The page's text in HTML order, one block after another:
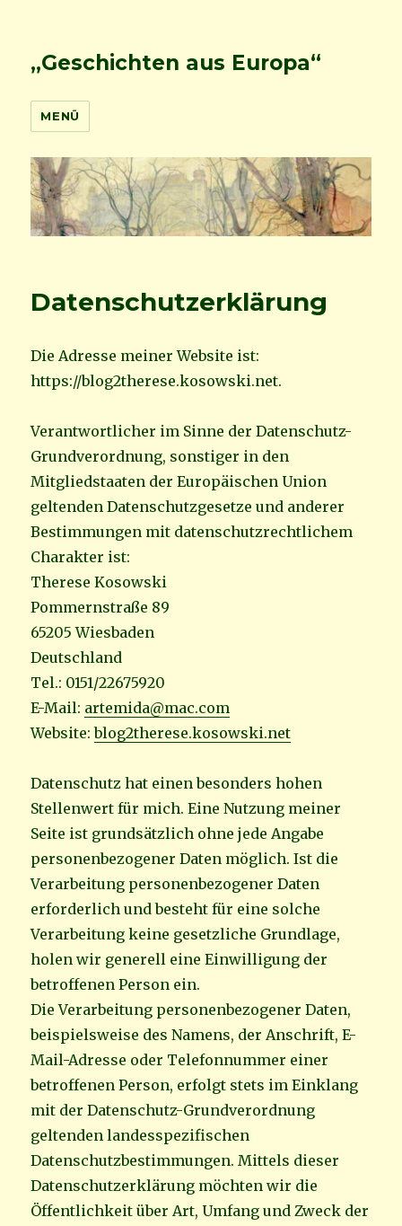
„Geschichten aus Europa“
MENÜ
Datenschutzerklärung
Die Adresse meiner Website ist:
https://blog2therese.kosowski.net.
Verantwortlicher im Sinne der Datenschutz-
Grundverordnung, sonstiger in den
Mitgliedstaaten der Europäischen Union
geltenden Datenschutzgesetze und anderer
Bestimmungen mit datenschutzrechtlichem
Charakter ist:
Therese Kosowski
Pommernstraße 89
65205 Wiesbaden
Deutschland
Tel.: 0151/22675920
E-Mail: artemida@mac.com
Website:blog2therese.kosowski.net
Datenschutz hat einen besonders hohen
Stellenwert für mich. Eine Nutzung meiner
Seite ist grundsätzlich ohne jede Angabe
personenbezogener Daten möglich. Ist die
Verarbeitung personenbezogener Daten
erforderlich und besteht für eine solche
Verarbeitung keine gesetzliche Grundlage,
holen wir generell eine Einwilligung der
betroffenen Person ein.
Die Verarbeitung personenbezogener Daten,
beispielsweise des Namens, der Anschrift, E-
Mail-Adresse oder Telefonnummer einer
betroffenen Person, erfolgt stets im Einklang
mit der Datenschutz-Grundverordnung
geltenden landesspezifischen
Datenschutzbestimmungen. Mittels dieser
Datenschutzerklärung möchten wir die
Öffentlichkeit über Art, Umfang und Zweck der